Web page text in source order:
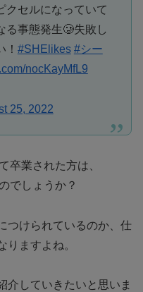
クセルになっていて
る事態発生🥲失敗し
#SHElikes #シー
nocKayMfL9
25, 2022
卒業された方は、
でしょうか？
つけられているのか、仕
りますよね。
介していきたいと思いま